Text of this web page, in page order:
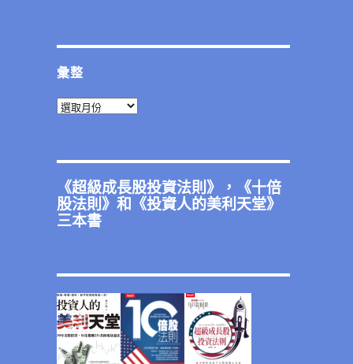
彙整
彙
《超級成長股投資法則》，《十倍
股法則》和《投資人的美利天堂》
三本書